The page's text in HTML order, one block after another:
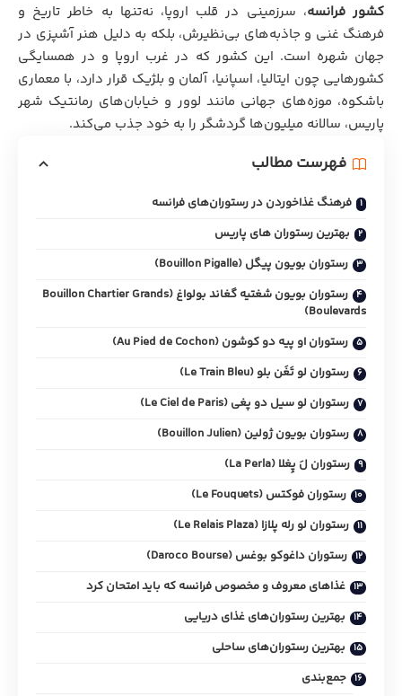
کشور فرانسه، سرزمینی در قلب اروپا، نه‌تنها به خاطر تاریخ و
فرهنگ غنی و جاذبه‌های بی‌نظیرش، بلکه به دلیل هنر آشپزی در
جهان شهره است. این کشور که در غرب اروپا و در همسایگی
کشورهایی چون ایتالیا، اسپانیا، آلمان و بلژیک قرار دارد، با معماری
باشکوه، موزه‌های جهانی مانند لوور و خیابان‌های رمانتیک شهر
پاریس، سالانه میلیون‌ها گردشگر را به خود جذب می‌کند.
فهرست مطالب
فرهنگ غذاخوردن در رستوران‌های فرانسه
بهترین رستوران‌ های پاریس
رستوران بویون پیگل (Bouillon Pigalle)
رستوران بویون شغتیه گغاند بولواغ (Bouillon Chartier Grands
Boulevards)
رستوران او پیه دو کوشون (Au Pied de Cochon)
رستوران لو تَغَن بلو (Le Train Bleu)
رستوران لو سیل دو پغی (Le Ciel de Paris)
رستوران بویون ژولین (Bouillon Julien)
رستوران لَ پِغلا (La Perla)
رستوران فوکتس (Le Fouquets)
رستوران لو رله پلازا (Le Relais Plaza)
رستوران داغوکو بوغس (Daroco Bourse)
غذاهای معروف و مخصوص فرانسه که باید امتحان کرد
بهترین رستوران‌های غذای دریایی
بهترین رستوران‌های ساحلی
جمع‌بندی